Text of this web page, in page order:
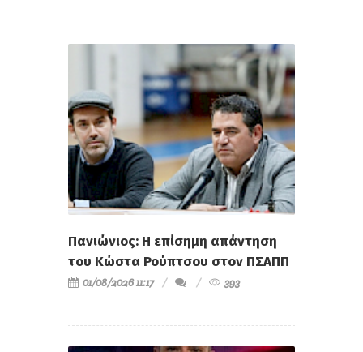
Πανιώνιος: Η επίσημη απάντηση
του Κώστα Ρούπτσου στον ΠΣΑΠΠ
01/08/2026 11:17 393